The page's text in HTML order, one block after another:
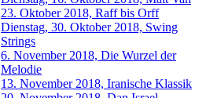
23. Oktober 2018, Raff bis Orff
Dienstag, 30. Oktober 2018, Swing
Strings
6. November 2018, Die Wurzel der
Melodie
13. November 2018, Iranische Klassik